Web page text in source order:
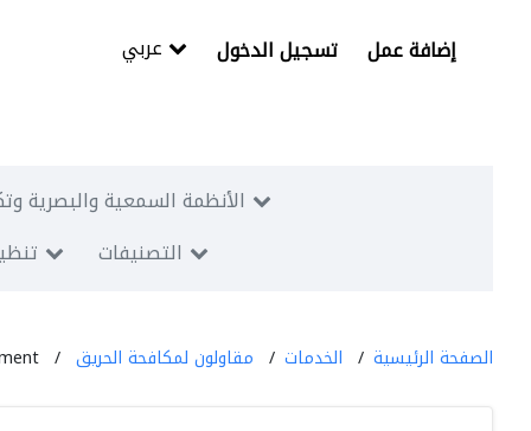
تسجيل الدخول إضافة عمل
الأنظمة السمعية والبصرية
التصنيفات
الصفحة الرئيسية الخدمات مقاولون لمكافحة الحريق